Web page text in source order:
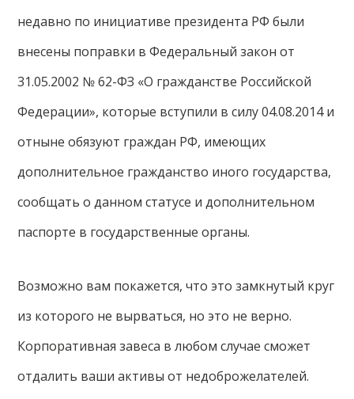
недавно по инициативе президента РФ были
внесены поправки в Федеральный закон от
31.05.2002 № 62-ФЗ «О гражданстве Российской
Федерации», которые вступили в силу 04.08.2014 и
отныне обязуют граждан РФ, имеющих
дополнительное гражданство иного государства,
сообщать о данном статусе и дополнительном
паспорте в государственные органы.
Возможно вам покажется, что это замкнутый круг
из которого не вырваться, но это не верно.
Корпоративная завеса в любом случае сможет
отдалить ваши активы от недоброжелателей.